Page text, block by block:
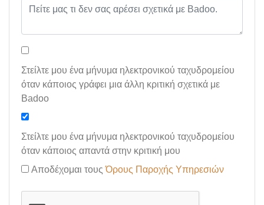
Στείλτε μου ένα μήνυμα ηλεκτρονικού ταχυδρομείου
όταν κάποιος γράφει μια άλλη κριτική σχετικά με
Badoo
Στείλτε μου ένα μήνυμα ηλεκτρονικού ταχυδρομείου
όταν κάποιος απαντά στην κριτική μου
Αποδέχομαι τουςΌρους Παροχής Υπηρεσιών